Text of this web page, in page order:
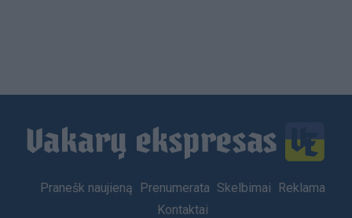
Footer
Pranešk naujieną Prenumerata Skelbimai
Reklama
Kontaktai